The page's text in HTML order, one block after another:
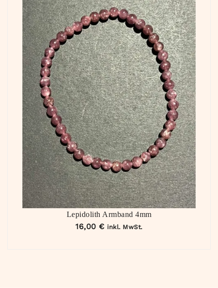
Lepidolith Armband 4mm
16,00 € inkl. MwSt.